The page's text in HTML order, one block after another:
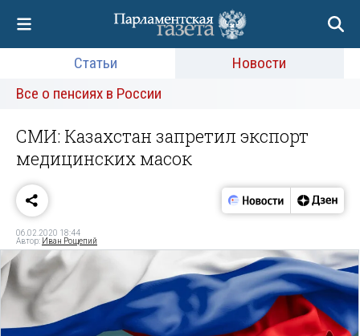
Статьи
Новости
Все о пенсиях в России
СМИ: Казахстан запретил экспорт
медицинских масок
06.02.2020 18:44
Автор: Иван Рощепий